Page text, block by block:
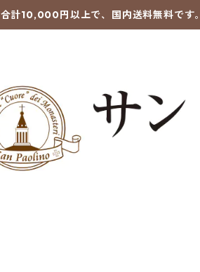
合計10,000円以上で、国内送料無料です。